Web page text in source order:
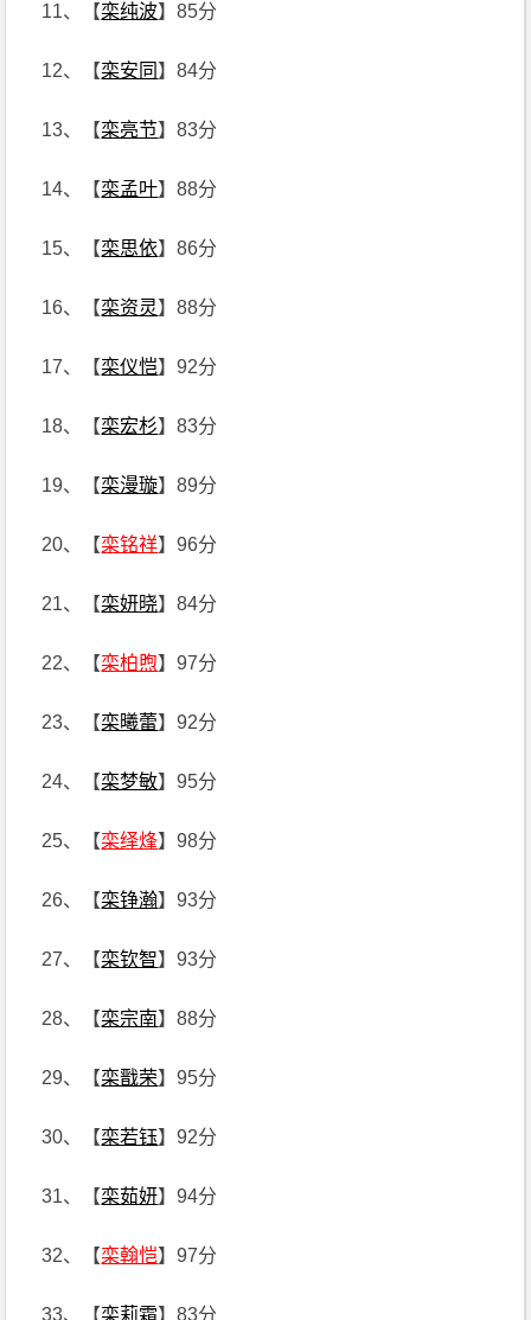
11、【栾纯波】85分
12、【栾安同 】84分
13、【栾亮节】83分
14、【栾孟叶】88分
15、【栾思依】86分
16、【栾资灵】88分
17、【栾仪恺】92分
18、【栾宏杉】83分
19、【栾漫璇】89分
20、【栾铭祥】96分
21、【栾妍晓】84分
22、【栾柏煦】97分
23、【栾曦蕾】92分
24、【栾梦敏】95分
25、【栾绎烽】98分
26、【栾铮瀚】93分
27、【栾钦智】93分
28、【栾宗南】88分
29、【栾戬荣】95分
30、【栾若钰】92分
31、【栾茹妍】94分
32、【栾翰恺】97分
33、【栾莉霜】83分